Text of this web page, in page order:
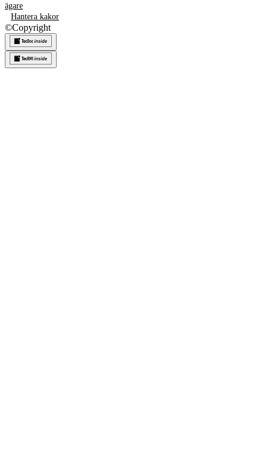
ägare
Hantera kakor
©Copyright